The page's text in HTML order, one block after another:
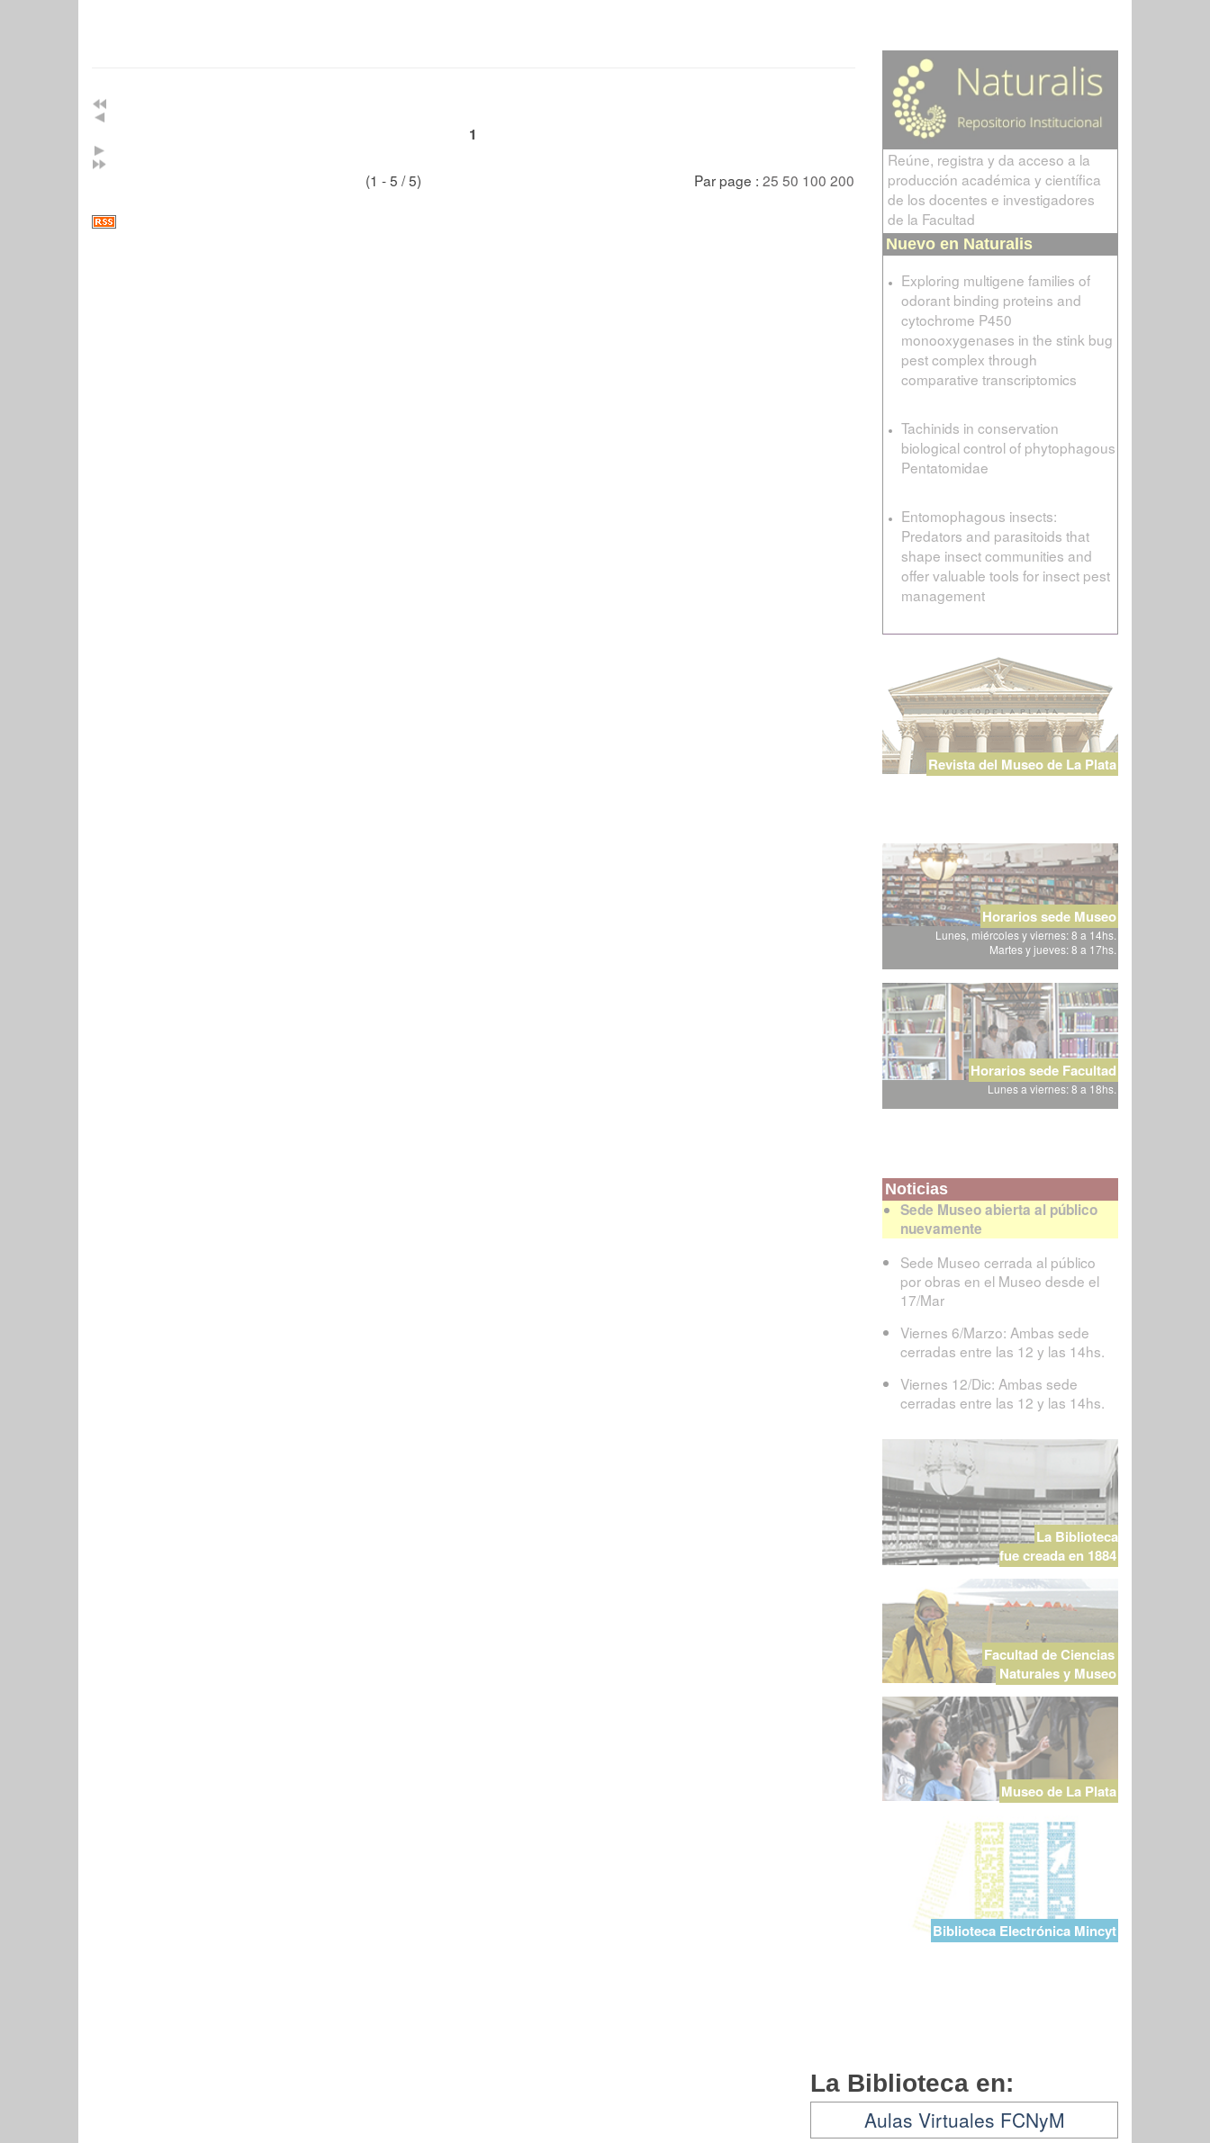
1
(1 - 5 / 5) Par page : 25 50 100 200
Reúne, registra y da acceso a la
producción académica y científica
de los docentes e investigadores
de la Facultad
Nuevo en Naturalis
Exploring multigene families of
odorant binding proteins and
cytochrome P450
monooxygenases in the stink bug
pest complex through
comparative transcriptomics
Tachinids in conservation
biological control of phytophagous
Pentatomidae
Entomophagous insects:
Predators and parasitoids that
shape insect communities and
offer valuable tools for insect pest
management
Revista del Museo de La Plata
Horarios sede Museo
Lunes, miércoles y viernes: 8 a 14hs.
Martes y jueves: 8 a 17hs.
Horarios sede Facultad
Lunes a viernes: 8 a 18hs.
Noticias
Sede Museo abierta al público
nuevamente
Sede Museo cerrada al público
por obras en el Museo desde el
17/Mar
Viernes 6/Marzo: Ambas sede
cerradas entre las 12 y las 14hs.
Viernes 12/Dic: Ambas sede
cerradas entre las 12 y las 14hs.
La Biblioteca
fue creada en 1884
Facultad de Ciencias
Naturales y Museo
Museo de La Plata
Biblioteca Electrónica Mincyt
La Biblioteca en:
Aulas Virtuales FCNyM